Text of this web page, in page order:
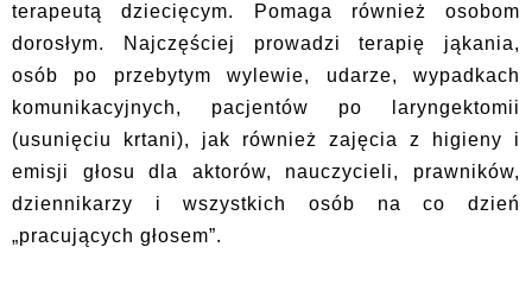
terapeutą dziecięcym. Pomaga również osobom
dorosłym. Najczęściej prowadzi terapię jąkania,
osób po przebytym wylewie, udarze, wypadkach
komunikacyjnych, pacjentów po laryngektomii
(usunięciu krtani), jak również zajęcia z higieny i
emisji głosu dla aktorów, nauczycieli, prawników,
dziennikarzy i wszystkich osób na co dzień
„pracujących głosem”.